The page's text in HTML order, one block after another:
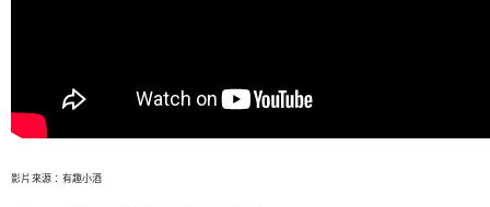
影片來源：有趣小酒